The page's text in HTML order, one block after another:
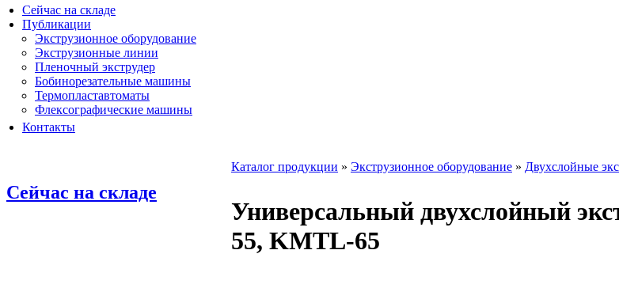
Сейчас на складе
Публикации
Экструзионное оборудование
Экструзионные линии
Пленочный экструдер
Бобинорезательные машины
Термопластавтоматы
Флексографические машины
Контакты
Сейчас на складе
Каталог продукции » Экструзионное оборудование » Двухслойные
Универсальный двухслойный
55, KMTL-65